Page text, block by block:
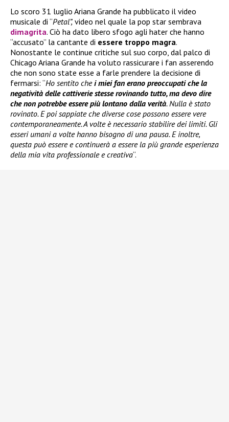
Lo scoro 31 luglio Ariana Grande ha pubblicato il video
musicale di “Petal”, video nel quale la pop star sembrava
dimagrita. Ciò ha dato libero sfogo agli hater che hanno
“accusato” la cantante di essere troppo magra.
Nonostante le continue critiche sul suo corpo, dal palco di
Chicago Ariana Grande ha voluto rassicurare i fan asserendo
che non sono state esse a farle prendere la decisione di
fermarsi: “Ho sentito chei miei fan erano preoccupati che la
negatività delle cattiverie stesse rovinando tutto, ma devo dire
che non potrebbe essere più lontano dalla verità. Nulla è stato
rovinato. E poi sappiate che diverse cose possono essere vere
contemporaneamente. A volte è necessario stabilire dei limiti. Gli
esseri umani a volte hanno bisogno di una pausa. E inoltre,
questa può essere e continuerà a essere la più grande esperienza
della mia vita professionale e creativa“.